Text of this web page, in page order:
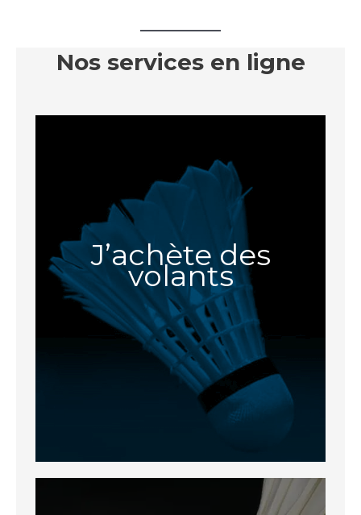
Nos services en ligne
J’achète des
volants